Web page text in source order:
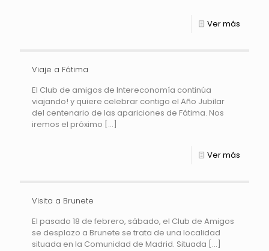
Ver más
Viaje a Fátima
El Club de amigos de Intereconomía continúa
viajando! y quiere celebrar contigo el Año Jubilar
del centenario de las apariciones de Fátima. Nos
iremos el próximo […]
Ver más
Visita a Brunete
El pasado 18 de febrero, sábado, el Club de Amigos
se desplazo a Brunete se trata de una localidad
situada en la Comunidad de Madrid. Situada […]